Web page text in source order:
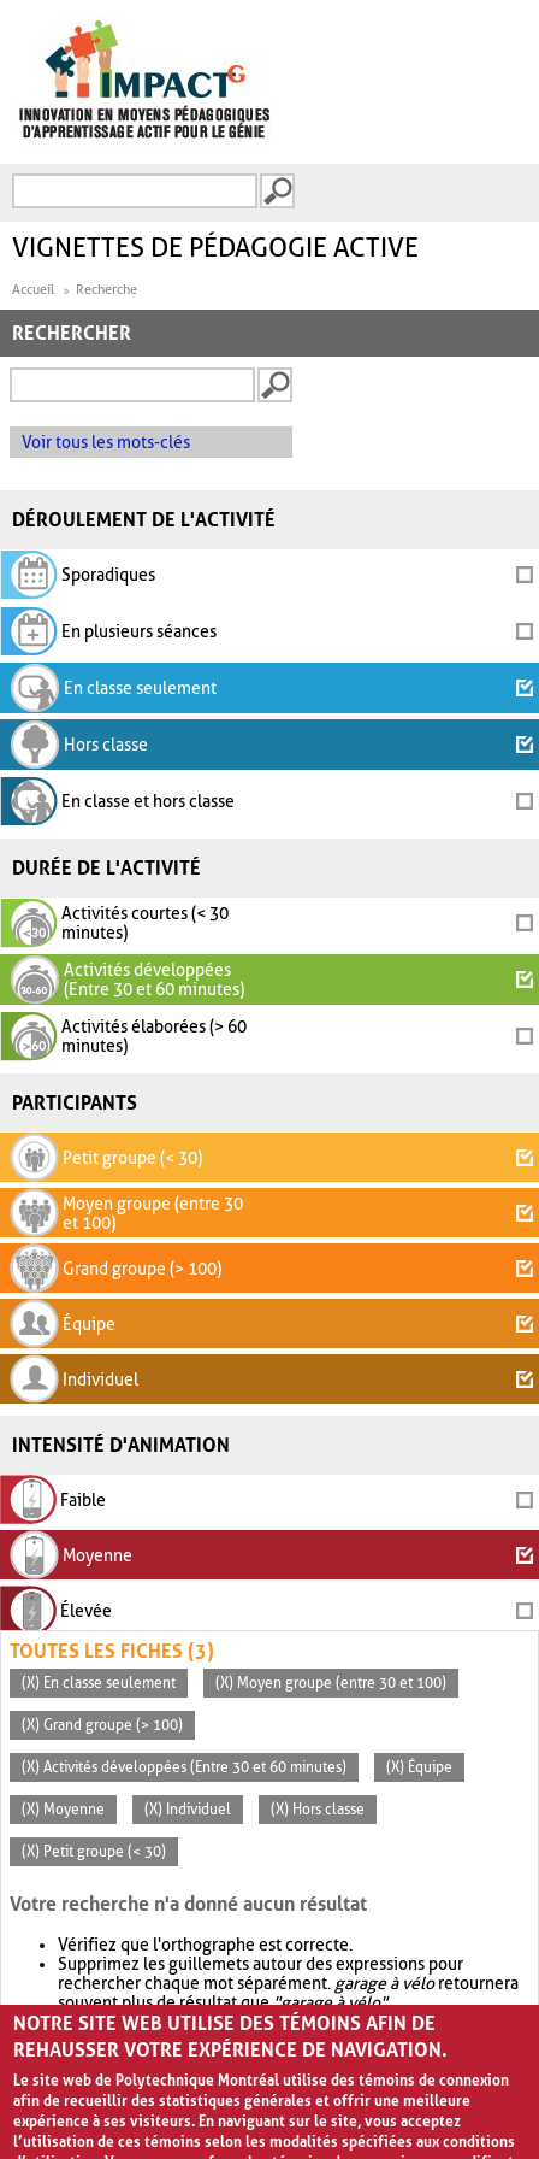
FORMULAIRE DE
VIGNETTES DE PÉDAGOGIE ACTIVE
Accueil Recherche
RECHERCHER
Voir tous les mots-clés
DÉROULEMENT DE L'ACTIVITÉ
Sporadiques
En plusieurs séances
En classe seulement
Hors classe
En classe et hors classe
DURÉE DE L'ACTIVITÉ
Activités courtes (< 30
minutes)
Activités développées
(Entre 30 et 60 minutes)
Activités élaborées (> 60
minutes)
PARTICIPANTS
Petit groupe (< 30)
Moyen groupe (entre 30
et 100)
Grand groupe (> 100)
Équipe
Individuel
INTENSITÉ D'ANIMATION
Faible
Moyenne
Élevée
TOUTES LES FICHES (3)
(X) En classe seulement (X) Moyen groupe (entre 30 et 100)
(X) Grand groupe (> 100)
(X) Activités développées (Entre 30 et 60 minutes) (X) Équipe
(X) Moyenne (X) Individuel (X) Hors classe
(X) Petit groupe (< 30)
Votre recherche n'a donné aucun résultat
Vérifiez que l'orthographe est correcte.
Supprimez les guillemets autour des expressions pour
rechercher chaque mot séparément. garage à véloretournera
souvent plus de résultat que"garage à vélo".
Envisagez d'élargir votre recherche avec OR.garage OR vélo
retournera souvent plus de résultat quegarage à vélo
NOTRE SITE WEB UTILISE DES TÉMOINS AFIN DE
REHAUSSER VOTRE EXPÉRIENCE DE NAVIGATION.
Le site web de Polytechnique Montréal utilise des témoins de connexion
afin de recueillir des statistiques générales et offrir une meilleure
expérience à ses visiteurs. En naviguant sur le site, vous acceptez
l’utilisation de ces témoins selon les modalités spécifiées aux conditions